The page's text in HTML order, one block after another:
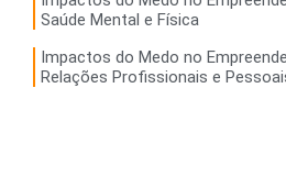
Saúde Mental e Física
Impactos do Medo no
Relações Profissionais e